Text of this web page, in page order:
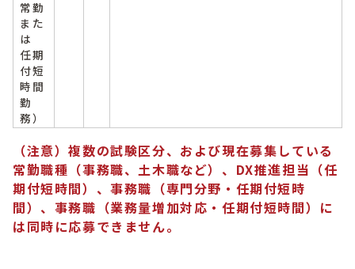
常勤
また
は
任期
付短
時間
勤
務）
（注意）複数の試験区分、および現在募集している
常勤職種（事務職、土木職など）、DX推進担当（任
期付短時間）、事務職（専門分野・任期付短時
間）、 事務職（業務量増加対応・任期付短時間）に
は同時に応募できません。